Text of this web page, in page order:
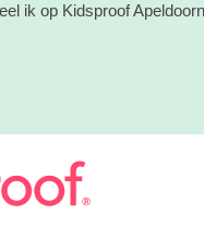
ik op Kidsproof